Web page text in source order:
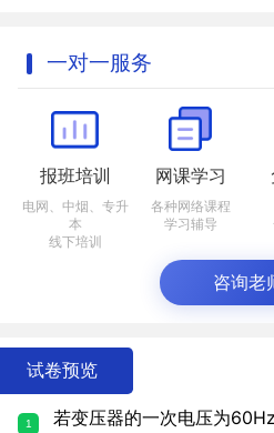
一对一服务
报班培训
电网、中烟、专升
本
线下培训
网课学习
各种网络课程
学习辅导
咨询老
试卷预览
1
若变压器的一次电压为